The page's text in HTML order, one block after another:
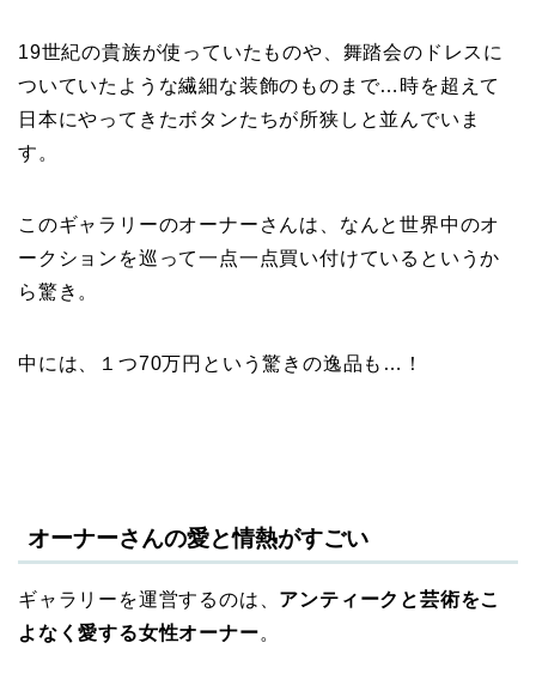
19世紀の貴族が使っていたものや、舞踏会のドレスに
ついていたような繊細な装飾のものまで…時を超えて
日本にやってきたボタンたちが所狭しと並んでいま
す。
このギャラリーのオーナーさんは、なんと世界中のオ
ークションを巡って一点一点買い付けているというか
ら驚き。
中には、１つ70万円という驚きの逸品も…！
オーナーさんの愛と情熱がすごい
ギャラリーを運営するのは、 アンティークと芸術をこ
よなく愛する女性オーナー。